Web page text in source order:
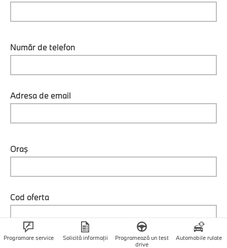
Număr de telefon
Adresa de email
Oraş
Cod oferta
Programare service Solicită informații
Programează un test
drive
Automobile rulate